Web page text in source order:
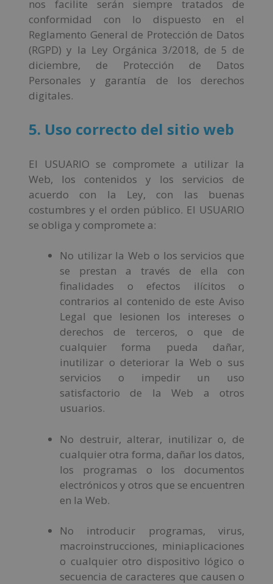
nos facilite serán siempre tratados de
conformidad con lo dispuesto en el
Reglamento General de Protección de Datos
(RGPD) y la Ley Orgánica 3/2018, de 5 de
diciembre, de Protección de Datos
Personales y garantía de los derechos
digitales.
5. Uso correcto del sitio web
El USUARIO se compromete a utilizar la
Web, los contenidos y los servicios de
acuerdo con la Ley, con las buenas
costumbres y el orden público. El USUARIO
se obliga y compromete a:
No utilizar la Web o los servicios que
se prestan a través de ella con
finalidades o efectos ilícitos o
contrarios al contenido de este Aviso
Legal que lesionen los intereses o
derechos de terceros, o que de
cualquier forma pueda dañar,
inutilizar o deteriorar la Web o sus
servicios o impedir un uso
satisfactorio de la Web a otros
usuarios.
No destruir, alterar, inutilizar o, de
cualquier otra forma, dañar los datos,
los programas o los documentos
electrónicos y otros que se encuentren
en la Web.
No introducir programas, virus,
macroinstrucciones, miniaplicaciones
o cualquier otro dispositivo lógico o
secuencia de caracteres que causen o